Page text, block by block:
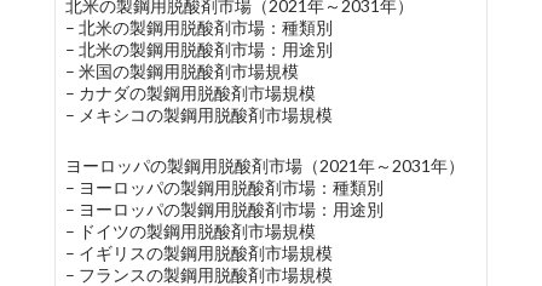
北米の製鋼用脱酸剤市場（2021年～2031年）
– 北米の製鋼用脱酸剤市場：種類別
– 北米の製鋼用脱酸剤市場：用途別
– 米国の製鋼用脱酸剤市場規模
– カナダの製鋼用脱酸剤市場規模
– メキシコの製鋼用脱酸剤市場規模
ヨーロッパの製鋼用脱酸剤市場（2021年～2031年）
– ヨーロッパの製鋼用脱酸剤市場：種類別
– ヨーロッパの製鋼用脱酸剤市場：用途別
– ドイツの製鋼用脱酸剤市場規模
– イギリスの製鋼用脱酸剤市場規模
– フランスの製鋼用脱酸剤市場規模